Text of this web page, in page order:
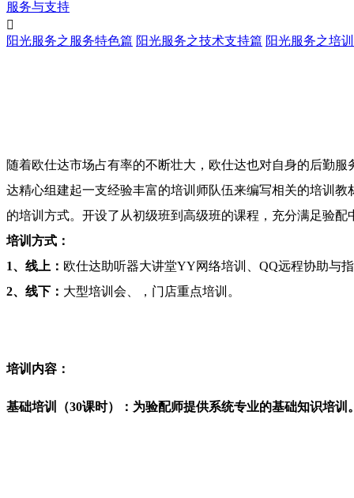
服务与支持

阳光服务之服务特色篇 阳光服务之技术支持篇 阳光服务之培
随着欧仕达市场占有率的不断壮大，欧仕达也对自身的后勤
达精心组建起一支经验丰富的培训师队伍来编写相关的培训
的培训方式。开设了从初级班到高级班的课程，充分满足验
培训方式：
1、线上： 欧仕达助听器大讲堂YY网络培训、QQ远程协助与
2、线下： 大型培训会、，门店重点培训。
培训内容：
基础培训（30课时）： 为验配师提供系统专业的基础知识培训